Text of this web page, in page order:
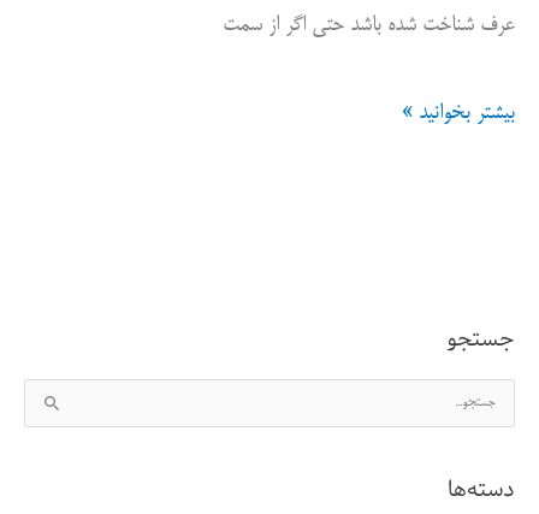
عرف شناخت شده باشد حتی اگر از سمت
بخش
اجتماعی
فردی
بیشتر بخوانید »
جستجو
س
ج
دسته‌ها